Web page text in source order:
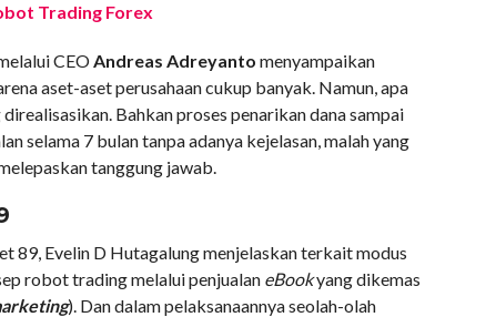
Trading Forex
CEOAndreas Adreyanto menyampaikan
aset-aset perusahaan cukup banyak. Namun, apa
Bahkan proses penarikan dana sampai
selama 7 bulan tanpa adanya kejelasan, malah yang
tanggung jawab.
89, Evelin D Hutagalung menjelaskan terkait modus
robot trading melalui penjualan eBookyang dikemas
). Dan dalam pelaksanaannya seolah-olah